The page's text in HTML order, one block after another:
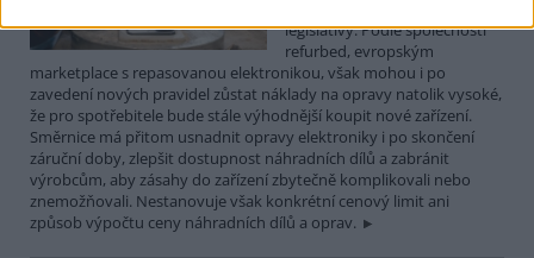
legislativy. Podle společnosti
refurbed, evropským
marketplace s repasovanou elektronikou, však mohou i po
zavedení nových pravidel zůstat náklady na opravy natolik vysoké,
že pro spotřebitele bude stále výhodnější koupit nové zařízení.
Směrnice má přitom usnadnit opravy elektroniky i po skončení
záruční doby, zlepšit dostupnost náhradních dílů a zabránit
výrobcům, aby zásahy do zařízení zbytečně komplikovali nebo
znemožňovali. Nestanovuje však konkrétní cenový limit ani
způsob výpočtu ceny náhradních dílů a oprav.